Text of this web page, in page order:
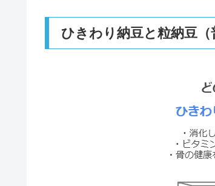
ひきわり納豆と粒納豆